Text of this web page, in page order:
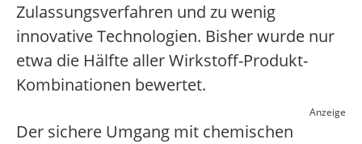
Zulassungsverfahren und zu wenig
innovative Technologien. Bisher wurde nur
etwa die Hälfte aller Wirkstoff-Produkt-
Kombinationen bewertet.
Anzeige
Der sichere Umgang mit chemischen